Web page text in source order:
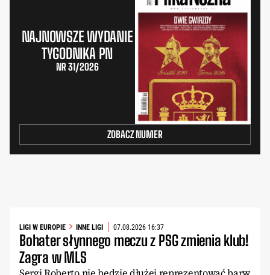
NAJNOWSZE WYDANIE
TYGODNIKA PN
NR 31/2026
ZOBACZ NUMER
LIGI W EUROPIE INNE LIGI 07.08.2026 16:37
Bohater słynnego meczu z PSG zmienia klub!
Zagra w MLS